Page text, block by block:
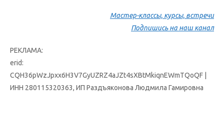
Мастер-классы, курсы, встречи
Подпишись на наш канал
РЕКЛАМА:
erid:
CQH36pWzJpxx6H3V7GyUZRZ4aJZt4sXBtMkiqnEWmTQoQF |
ИНН 280115320363, ИП Раздъяконова Людмила Гамировна